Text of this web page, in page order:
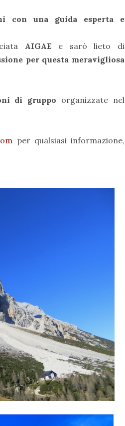
con una guida esperta e
AIGAE e sarò lieto di
per questa meravigliosa
di gruppo organizzate nel
per qualsiasi informazione,